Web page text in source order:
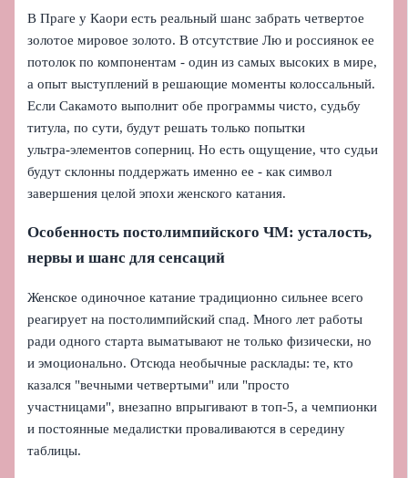
В Праге у Каори есть реальный шанс забрать четвертое
золотое мировое золото. В отсутствие Лю и россиянок ее
потолок по компонентам - один из самых высоких в мире,
а опыт выступлений в решающие моменты колоссальный.
Если Сакамото выполнит обе программы чисто, судьбу
титула, по сути, будут решать только попытки
ультра‑элементов соперниц. Но есть ощущение, что судьи
будут склонны поддержать именно ее - как символ
завершения целой эпохи женского катания.
Особенность постолимпийского ЧМ: усталость,
нервы и шанс для сенсаций
Женское одиночное катание традиционно сильнее всего
реагирует на постолимпийский спад. Много лет работы
ради одного старта выматывают не только физически, но
и эмоционально. Отсюда необычные расклады: те, кто
казался "вечными четвертыми" или "просто
участницами", внезапно впрыгивают в топ‑5, а чемпионки
и постоянные медалистки проваливаются в середину
таблицы.